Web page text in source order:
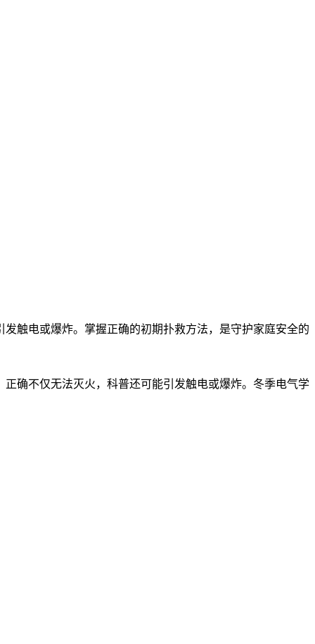
触电或爆炸。掌握正确的初期扑救方法，是守护家庭安全的
确不仅无法灭火，科普还可能引发触电或爆炸。冬季电气学